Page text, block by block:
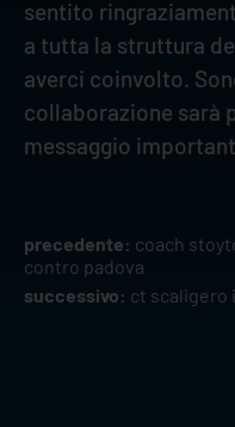
sentito
a tutta la struttura
averci coinvolto.
collaborazione sarà
messaggio
precedente: coach
contro padova
successivo: ct scaligero